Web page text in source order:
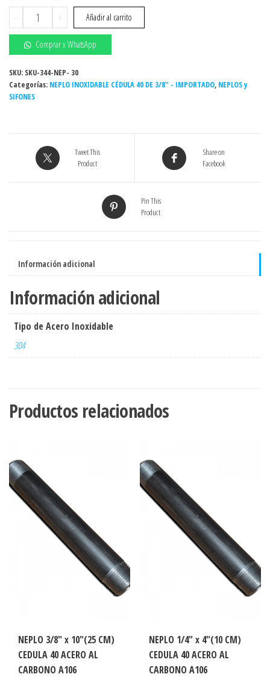
-
Neplo
3/8"
x
2"
Sch.
cédula
40
Grado
cantidad
+ Añadir al carrito
Comprar x WhatsApp
SKU: SKU-344-NEP- 30
Categorías: NEPLO INOXIDABLE CÉDULA 40 DE 3/8" - IMPORTADO, NEPLOS y
SIFONES
Tweet This
Product
Share on
Facebook
Pin This
Product
Información adicional
Información adicional
Tipo de Acero Inoxidable
304
Productos relacionados
NEPLO 3/8″ x 10″(25 CM)
CEDULA 40 ACERO AL
CARBONO A106
NEPLO 1/4″ x 4″(10 CM)
CEDULA 40 ACERO AL
CARBONO A106